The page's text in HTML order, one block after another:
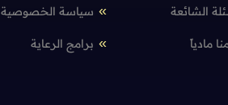
الشائعة سياسة الخصوصية
مادياً برامج الرعاية